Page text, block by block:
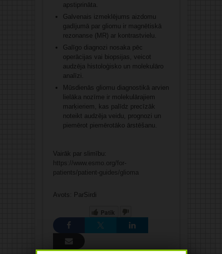
apstiprināta.
Galvenais izmeklējums aizdomu
gadījumā par gliomu ir magnētiskā
rezonanse (MR) ar kontrastvielu.
Galīgo diagnozi nosaka pēc
operācijas vai biopsijas, veicot
audzēja histoloģisko un molekulāro
analīzi.
Mūsdienās gliomu diagnostikā arvien
lielāka nozīme ir molekulārajiem
marķieriem, kas palīdz precīzāk
noteikt audzēja veidu, prognozi un
piemērot piemērotāko ārstēšanu.
Vairāk par slimību:
https://www.esmo.org/for-
patients/patient-guides/glioma
Avots: ParSirdi
Patīk